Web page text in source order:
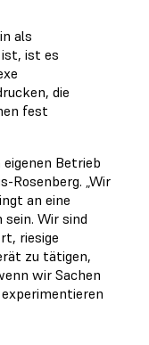
als
ist es
die
fest
eigenen Betrieb
Rosenberg. „Wir
an eine
sein. Wir sind
riesige
zu tätigen,
wir Sachen